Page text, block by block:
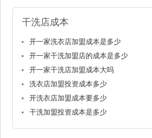
干洗店成本
开一家洗衣店加盟成本是多少
开一家干洗加盟店的成本是多少
开一家干洗店加盟成本大吗
洗衣店加盟投资成本多少
开洗衣店加盟成本要多少
干洗加盟投资成本是多少